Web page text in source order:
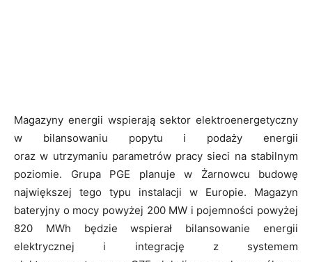
Magazyny energii wspierają sektor elektroenergetyczny
w bilansowaniu popytu i podaży energii
oraz w utrzymaniu parametrów pracy sieci na stabilnym
poziomie. Grupa PGE planuje w Żarnowcu budowę
największej tego typu instalacji w Europie. Magazyn
bateryjny o mocy powyżej 200 MW i pojemności powyżej
820 MWh będzie wspierał bilansowanie energii
elektrycznej i integrację z systemem